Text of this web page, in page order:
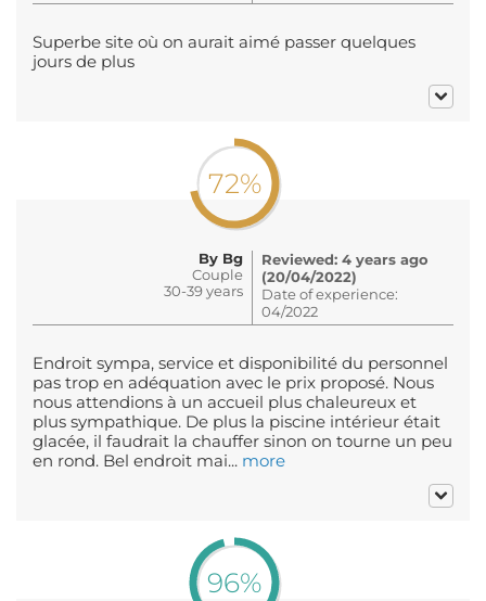
Superbe site où on aurait aimé passer quelques
jours de plus
72%
By Bg
Couple
30-39 years
Reviewed: 4 years ago
(20/04/2022)
Date of experience:
04/2022
Endroit sympa, service et disponibilité du personnel
pas trop en adéquation avec le prix proposé. Nous
nous attendions à un accueil plus chaleureux et
plus sympathique. De plus la piscine intérieur était
glacée, il faudrait la chauffer sinon on tourne un peu
en rond. Bel endroit mai... more
96%